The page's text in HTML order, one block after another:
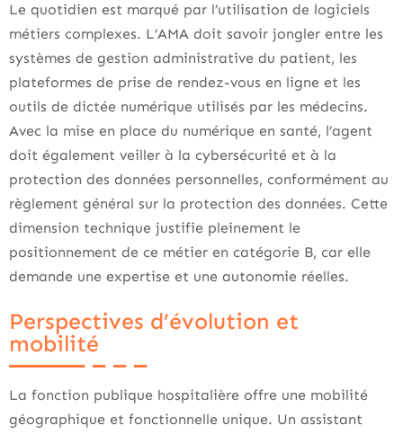
Le quotidien est marqué par l’utilisation de logiciels
métiers complexes. L’AMA doit savoir jongler entre les
systèmes de gestion administrative du patient, les
plateformes de prise de rendez-vous en ligne et les
outils de dictée numérique utilisés par les médecins.
Avec la mise en place du numérique en santé, l’agent
doit également veiller à la cybersécurité et à la
protection des données personnelles, conformément au
règlement général sur la protection des données. Cette
dimension technique justifie pleinement le
positionnement de ce métier en catégorie B, car elle
demande une expertise et une autonomie réelles.
Perspectives d’évolution et
mobilité
La fonction publique hospitalière offre une mobilité
géographique et fonctionnelle unique. Un assistant